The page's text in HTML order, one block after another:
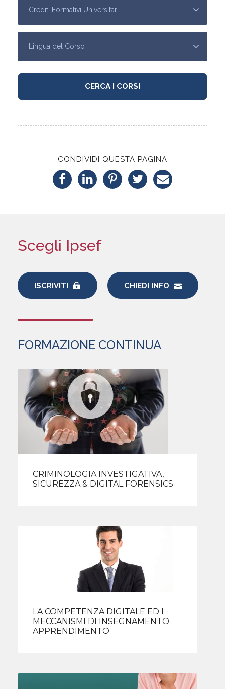
CONDIVIDI QUESTA PAGINA
Scegli Ipsef
ISCRIVITI CHIEDI INFO
FORMAZIONE CONTINUA
CRIMINOLOGIA INVESTIGATIVA,
SICUREZZA & DIGITAL FORENSICS
LA COMPETENZA DIGITALE ED I
MECCANISMI DI INSEGNAMENTO
APPRENDIMENTO